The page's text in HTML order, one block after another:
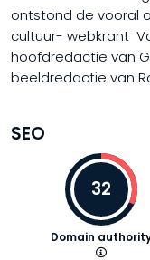
ontstond de vooral
cultuur- webkrant
hoofdredactie van
beeldredactie van
SEO
32
Domain